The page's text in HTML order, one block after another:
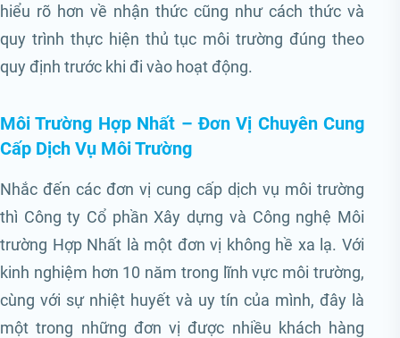
hiểu rõ hơn về nhận thức cũng như cách thức và
quy trình thực hiện thủ tục môi trường đúng theo
quy định trước khi đi vào hoạt động.
Môi Trường Hợp Nhất – Đơn Vị Chuyên Cung
Cấp Dịch Vụ Môi Trường
Nhắc đến các đơn vị cung cấp dịch vụ môi trường
thì Công ty Cổ phần Xây dựng và Công nghệ Môi
trường Hợp Nhất là một đơn vị không hề xa lạ. Với
kinh nghiệm hơn 10 năm trong lĩnh vực môi trường,
cùng với sự nhiệt huyết và uy tín của mình, đây là
một trong những đơn vị được nhiều khách hàng